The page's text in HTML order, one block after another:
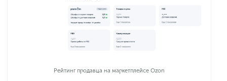
Рейтинг продавца на маркетплейсе Ozon